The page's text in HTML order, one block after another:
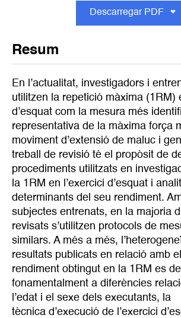
Descarregar PDF
Resum
En l’actualitat, investigadors i
utilitzen la repetició màxima (1RM)
d’esquat com la mesura més
representativa de la màxima força
moviment d’extensió de maluc i
treball de revisió té el propòsit de
procediments utilitzats en
la 1RM en l’exercici d’esquat i
determinants del seu rendiment.
subjectes entrenats, en la majoria
revisats s’utilitzen protocols de
similars. A més a més,
resultats publicats en relació amb el
rendiment obtingut en la 1RM es
fonamentalment a diferències
l’edat i el sexe dels executants, la
tècnica d’execució de l’exercici